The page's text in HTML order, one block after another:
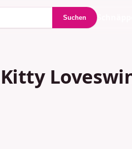
Suchen